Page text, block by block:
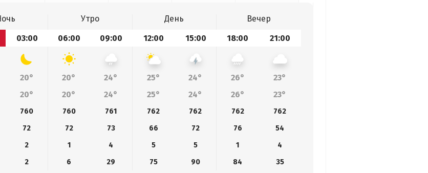
Утро День
Вечер
03:00 06:00 09:00 12:00 15:00 18:00 21:00
20° 20° 24° 25° 24° 26°
23°
20° 20° 24° 25° 24° 26° 23°
760 760 761 762 762 762
762
72 72 73 66 72 76
54
2 1 4 5 5 1
4
2 6 29 75 90 84 35